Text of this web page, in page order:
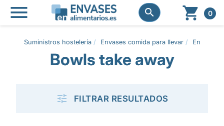
 
  0
Suministros hostelería Envases comida para llevar Envases
Bowls take away
 FILTRAR RESULTADOS